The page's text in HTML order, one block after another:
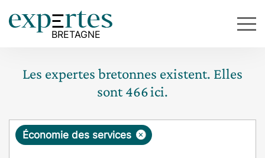
Les expertes bretonnes existent. Elles
sont466ici.
R
×
Économie des services